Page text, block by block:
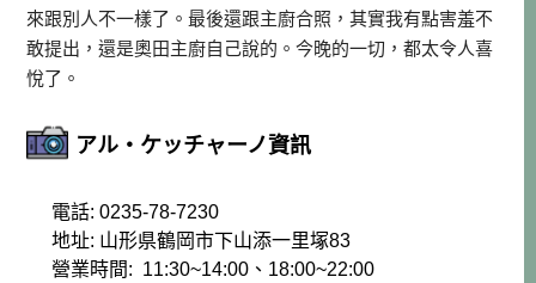
來跟別人不一樣了。最後還跟主廚合照，其實我有點害羞不
敢提出，還是奧田主廚自己說的。今晚的一切，都太令人喜
悅了。
アル・ケッチャーノ資訊
電話: 0235-78-7230
地址: 山形県鶴岡市下山添一里塚83
營業時間: 11:30~14:00、18:00~22:00